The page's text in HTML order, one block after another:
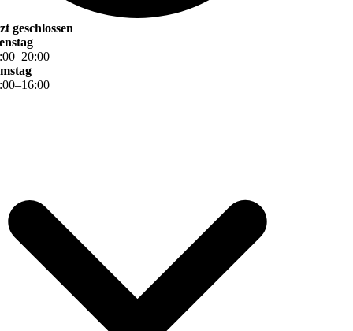
geschlossen
:00–20:00
:00–16:00